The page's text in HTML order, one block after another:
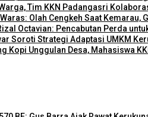
Tim KKN Padangasri
Olah Cengkeh Saat Kemarau,
Octavian: Pencabutan Perda
Soroti Strategi Adaptasi UMKM
Kopi Unggulan Desa, Mahasiswa